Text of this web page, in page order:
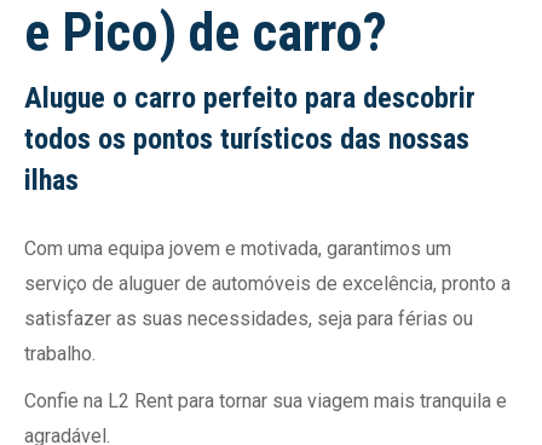
e Pico) de carro?
Alugue o carro perfeito para descobrir
todos os pontos turísticos das nossas
ilhas
Com uma equipa jovem e motivada, garantimos um
serviço de aluguer de automóveis de excelência, pronto a
satisfazer as suas necessidades, seja para férias ou
trabalho.
Confie na L2 Rent para tornar sua viagem mais tranquila e
agradável.